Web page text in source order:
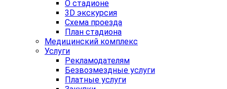
О стадионе
3D экскурсия
Схема проезда
План стадиона
Медицинский комплекс
Услуги
Рекламодателям
Безвозмездные услуги
Платные услуги